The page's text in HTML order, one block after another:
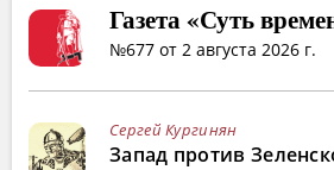
Газета «Суть
№677 от 2 августа 2026 г.
Сергей Кургинян
Запад против